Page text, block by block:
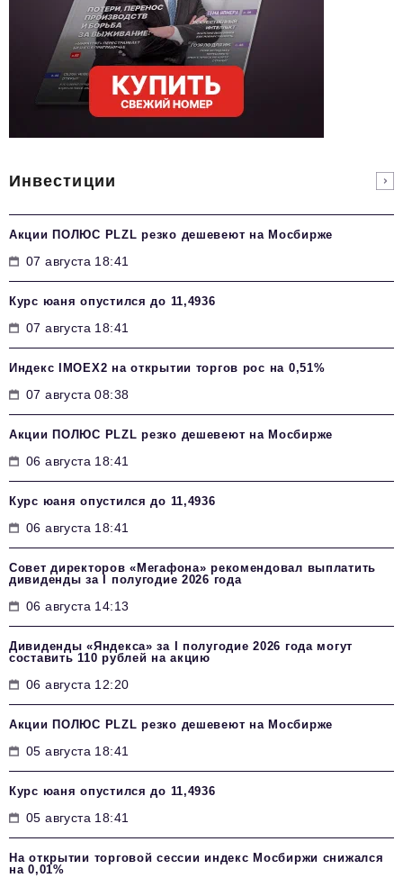
Инвестиции
Акции ПОЛЮС PLZL резко дешевеют на Мосбирже
07 августа 18:41
Курс юаня опустился до 11,4936
07 августа 18:41
Индекс IMOEX2 на открытии торгов рос на 0,51%
07 августа 08:38
Акции ПОЛЮС PLZL резко дешевеют на Мосбирже
06 августа 18:41
Курс юаня опустился до 11,4936
06 августа 18:41
Совет директоров «Мегафона» рекомендовал выплатить
дивиденды за I полугодие 2026 года
06 августа 14:13
Дивиденды «Яндекса» за I полугодие 2026 года могут
составить 110 рублей на акцию
06 августа 12:20
Акции ПОЛЮС PLZL резко дешевеют на Мосбирже
05 августа 18:41
Курс юаня опустился до 11,4936
05 августа 18:41
На открытии торговой сессии индекс Мосбиржи снижался
на 0,01%